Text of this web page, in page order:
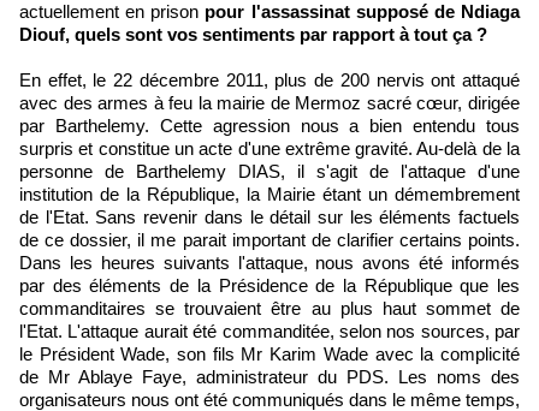
actuellement en prison pour l'assassinat supposé de Ndiaga
Diouf, quels sont vos sentiments par rapport à tout ça ?
En effet, le 22 décembre 2011, plus de 200 nervis ont attaqué
avec des armes à feu la mairie de Mermoz sacré cœur, dirigée
par Barthelemy. Cette agression nous a bien entendu tous
surpris et constitue un acte d'une extrême gravité. Au-delà de la
personne de Barthelemy DIAS, il s'agit de l'attaque d'une
institution de la République, la Mairie étant un démembrement
de l'Etat. Sans revenir dans le détail sur les éléments factuels
de ce dossier, il me parait important de clarifier certains points.
Dans les heures suivants l'attaque, nous avons été informés
par des éléments de la Présidence de la République que les
commanditaires se trouvaient être au plus haut sommet de
l'Etat. L'attaque aurait été commanditée, selon nos sources, par
le Président Wade, son fils Mr Karim Wade avec la complicité
de Mr Ablaye Faye, administrateur du PDS. Les noms des
organisateurs nous ont été communiqués dans le même temps,